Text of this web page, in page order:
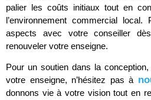
palier les coûts initiaux tout en
l’environnement commercial
aspects avec votre conseiller
renouveler votre enseigne.
Pour un soutien dans la
votre enseigne, n’hésitez pas à
donnons vie à votre vision tout en